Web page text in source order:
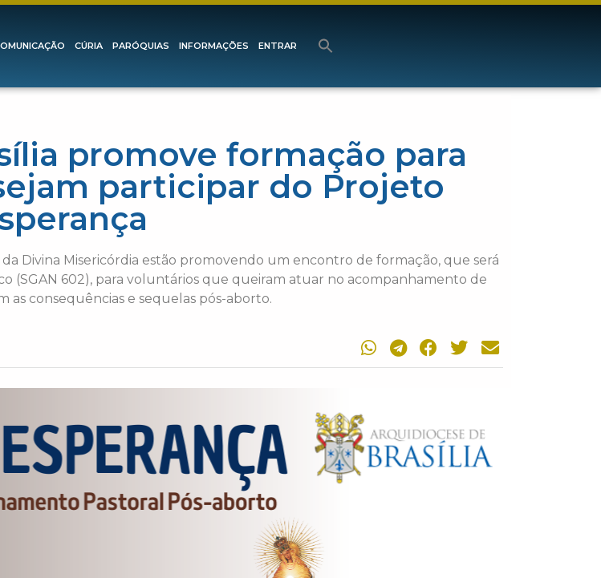
CÚRIA PARÓQUIAS INFORMAÇÕES ENTRAR
promove formação para
participar do Projeto
Divina Misericórdia estão promovendo um encontro de formação, que será
(SGAN 602), para voluntários que queiram atuar no acompanhamento de
as consequências e sequelas pós-aborto.